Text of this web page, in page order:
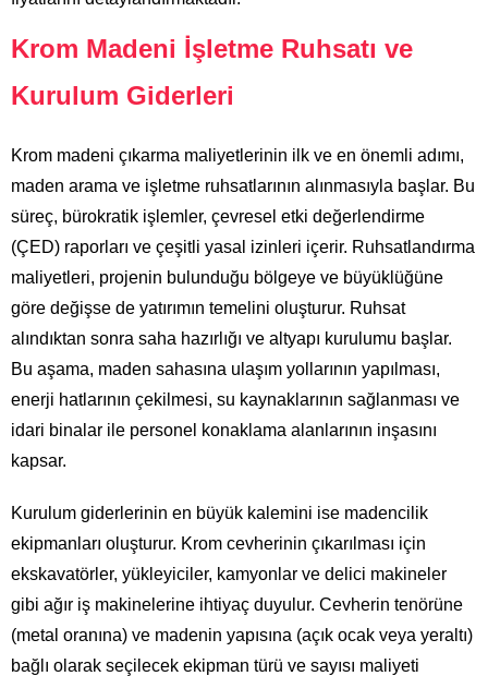
Krom Madeni İşletme Ruhsatı ve
Kurulum Giderleri
Krom madeni çıkarma maliyetlerinin ilk ve en önemli adımı,
maden arama ve işletme ruhsatlarının alınmasıyla başlar. Bu
süreç, bürokratik işlemler, çevresel etki değerlendirme
(ÇED) raporları ve çeşitli yasal izinleri içerir. Ruhsatlandırma
maliyetleri, projenin bulunduğu bölgeye ve büyüklüğüne
göre değişse de yatırımın temelini oluşturur. Ruhsat
alındıktan sonra saha hazırlığı ve altyapı kurulumu başlar.
Bu aşama, maden sahasına ulaşım yollarının yapılması,
enerji hatlarının çekilmesi, su kaynaklarının sağlanması ve
idari binalar ile personel konaklama alanlarının inşasını
kapsar.
Kurulum giderlerinin en büyük kalemini ise madencilik
ekipmanları oluşturur. Krom cevherinin çıkarılması için
ekskavatörler, yükleyiciler, kamyonlar ve delici makineler
gibi ağır iş makinelerine ihtiyaç duyulur. Cevherin tenörüne
(metal oranına) ve madenin yapısına (açık ocak veya yeraltı)
bağlı olarak seçilecek ekipman türü ve sayısı maliyeti